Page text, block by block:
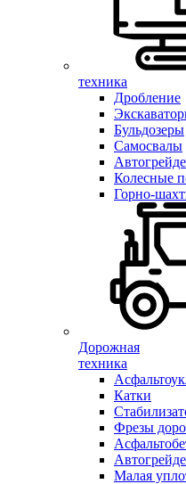
техника
Дробление
Бульдозеры
Самосвалы
Колесные
Горно-
Дорожная
техника
Катки
Фрезы
Малая